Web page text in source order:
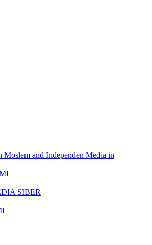
Moslem and Independen Media in
SIBER